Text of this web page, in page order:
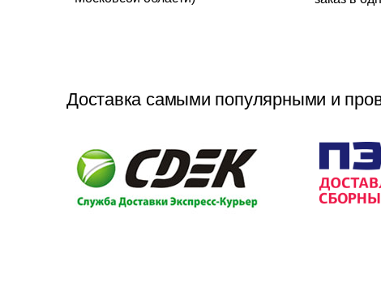
Доставка самыми популярными и